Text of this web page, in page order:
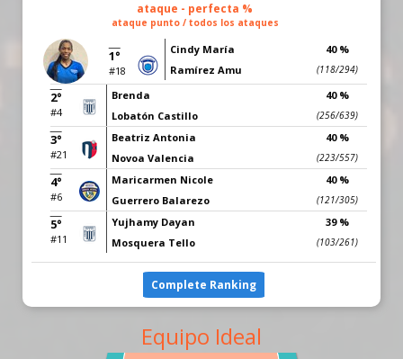
ataque - perfecta %
ataque punto / todos los ataques
1°
#18
Cindy María
Ramírez Amu
40 %
(118/294)
2°
#4
Brenda
Lobatón Castillo
40 %
(256/639)
3°
#21
Beatriz Antonia
Novoa Valencia
40 %
(223/557)
4°
#6
Maricarmen Nicole
Guerrero Balarezo
40 %
(121/305)
5°
#11
Yujhamy Dayan
Mosquera Tello
39 %
(103/261)
Complete Ranking
Equipo Ideal